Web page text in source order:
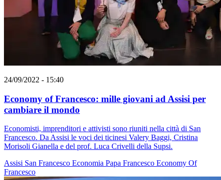
24/09/2022 - 15:40
Economy of Francesco: mille giovani ad Assisi per
cambiare il mondo
Economisti, imprenditori e attivisti sono riuniti nella città di San
Francesco. Da Assisi le voci dei ticinesi Valery Baggi, Cristina
Morisoli Gianella e del prof. Luca Crivelli della Supsi.
Assisi San Francesco Economia Papa Francesco Economy Of
Francesco